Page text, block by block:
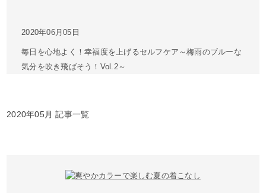
2020年06月05日
毎日を心地よく！幸福度を上げるセルフケア～梅雨のブルーな
気分を吹き飛ばそう！Vol.2～
2020年05月 記事一覧